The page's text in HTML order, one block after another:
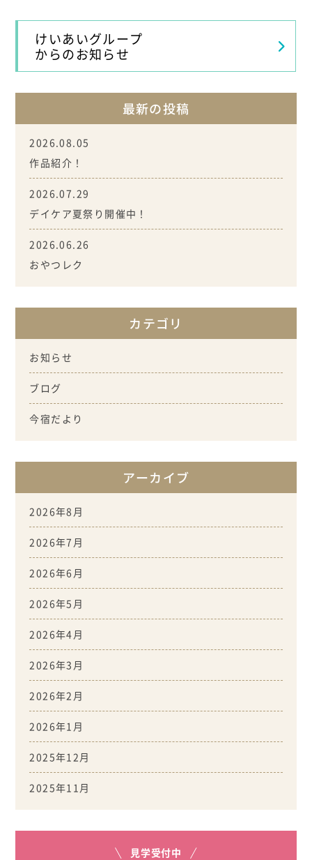
けいあいグループ
からのお知らせ
最新の投稿
2026.08.05
作品紹介！
2026.07.29
デイケア夏祭り開催中！
2026.06.26
おやつレク
カテゴリ
お知らせ
ブログ
今宿だより
アーカイブ
2026年8月
2026年7月
2026年6月
2026年5月
2026年4月
2026年3月
2026年2月
2026年1月
2025年12月
2025年11月
見学受付中